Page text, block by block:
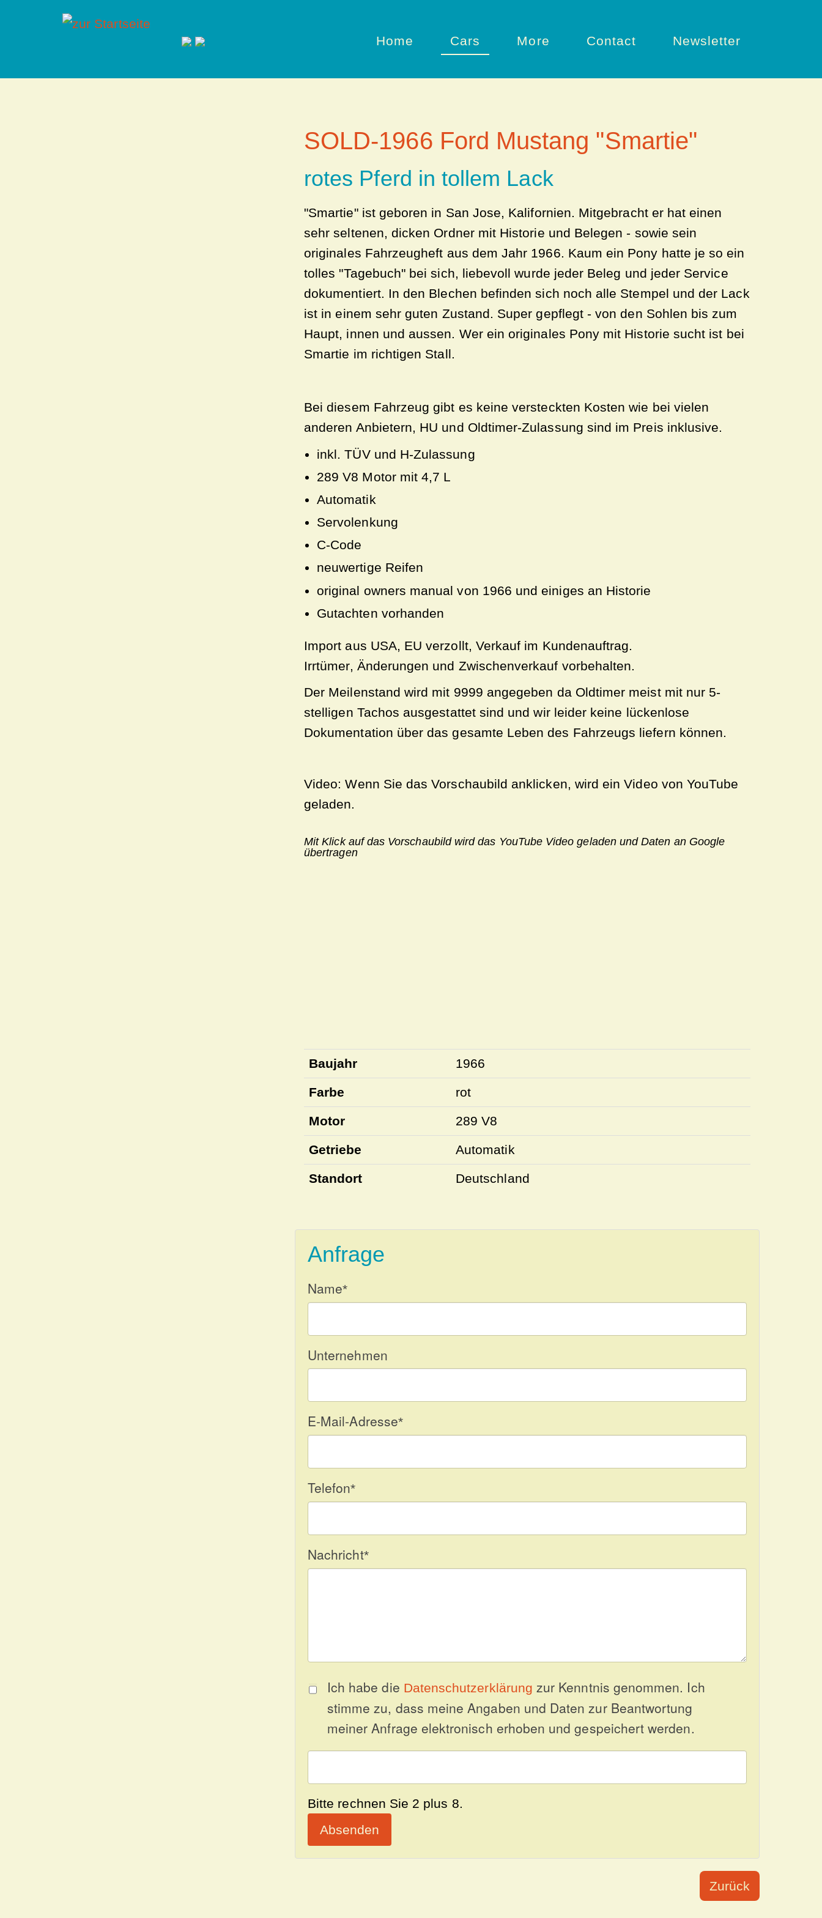
Home Cars More Contact Newsletter
SOLD-1966 Ford Mustang "Smartie"
rotes Pferd in tollem Lack
"Smartie" ist geboren in San Jose, Kalifornien. Mitgebracht er hat einen
sehr seltenen, dicken Ordner mit Historie und Belegen - sowie sein
originales Fahrzeugheft aus dem Jahr 1966. Kaum ein Pony hatte je so ein
tolles "Tagebuch" bei sich, liebevoll wurde jeder Beleg und jeder Service
dokumentiert. In den Blechen befinden sich noch alle Stempel und der Lack
ist in einem sehr guten Zustand. Super gepflegt - von den Sohlen bis zum
Haupt, innen und aussen. Wer ein originales Pony mit Historie sucht ist bei
Smartie im richtigen Stall.
Bei diesem Fahrzeug gibt es keine versteckten Kosten wie bei vielen
anderen Anbietern, HU und Oldtimer-Zulassung sind im Preis inklusive.
inkl. TÜV und H-Zulassung
289 V8 Motor mit 4,7 L
Automatik
Servolenkung
C-Code
neuwertige Reifen
original owners manual von 1966 und einiges an Historie
Gutachten vorhanden
Import aus USA, EU verzollt, Verkauf im Kundenauftrag.
Irrtümer, Änderungen und Zwischenverkauf vorbehalten.
Der Meilenstand wird mit 9999 angegeben da Oldtimer meist mit nur 5-
stelligen Tachos ausgestattet sind und wir leider keine lückenlose
Dokumentation über das gesamte Leben des Fahrzeugs liefern können.
Mit Klick auf das Vorschaubild wird das YouTube Video geladen und Daten an Google
übertragen
Baujahr 1966
Farbe rot
Motor 289 V8
Getriebe Automatik
Standort Deutschland
Anfrage
Name*
Unternehmen
E-Mail-Adresse*
Telefon*
Nachricht*
Ich habe die Datenschutzerklärung zur Kenntnis genommen. Ich
stimme zu, dass meine Angaben und Daten zur Beantwortung
meiner Anfrage elektronisch erhoben und gespeichert werden.
Bitte rechnen Sie 2 plus 8.
Absenden
Zurück